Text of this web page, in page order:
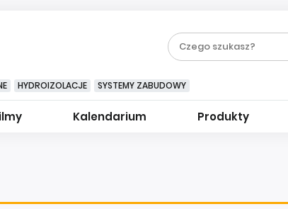
HYDROIZOLACJE SYSTEMY ZABUDOWY
Kalendarium Produkty